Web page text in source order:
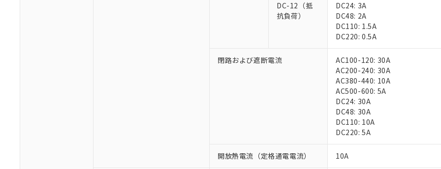
DC-12（抵
抗負荷）
DC24: 3A
DC48: 2A
DC110: 1.5A
DC220: 0.5A
閉路および遮断電流
AC100-120: 30A
AC200-240: 30A
AC380-440: 10A
AC500-600: 5A
DC24: 30A
DC48: 30A
DC110: 10A
DC220: 5A
開放熱電流（定格通電電流） 10A
対応済み：EU RoHS指令（10物質）の非含有に対応した製品が提供可能な商品です
対応予定：EU RoHS指令（10物質）の非含有に対応した製品に切り替える予定のある商